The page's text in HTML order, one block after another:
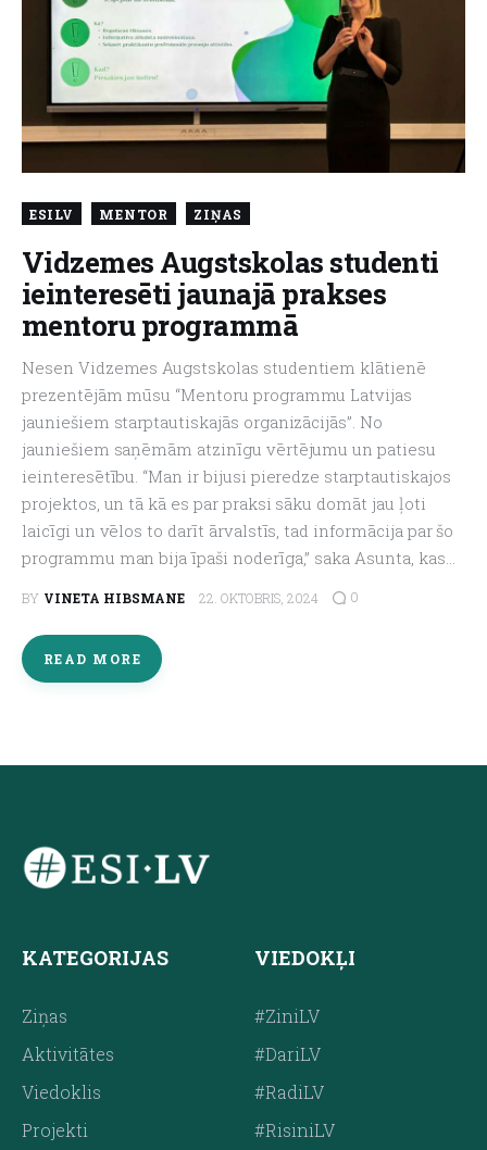
ESILV MENTOR ZIŅAS
Vidzemes Augstskolas studenti
ieinteresēti jaunajā prakses
mentoru programmā
Nesen Vidzemes Augstskolas studentiem klātienē
prezentējām mūsu “Mentoru programmu Latvijas
jauniešiem starptautiskajās organizācijās”. No
jauniešiem saņēmām atzinīgu vērtējumu un patiesu
ieinteresētību. “Man ir bijusi pieredze starptautiskajos
projektos, un tā kā es par praksi sāku domāt jau ļoti
laicīgi un vēlos to darīt ārvalstīs, tad informācija par šo
programmu man bija īpaši noderīga,” saka Asunta, kas…
BY VINETA HIBSMANE 22. OKTOBRIS, 2024 0
READ MORE
KATEGORIJAS
Ziņas
Aktivitātes
Viedoklis
Projekti
VIEDOKĻI
#ZiniLV
#DariLV
#RadiLV
#RisiniLV